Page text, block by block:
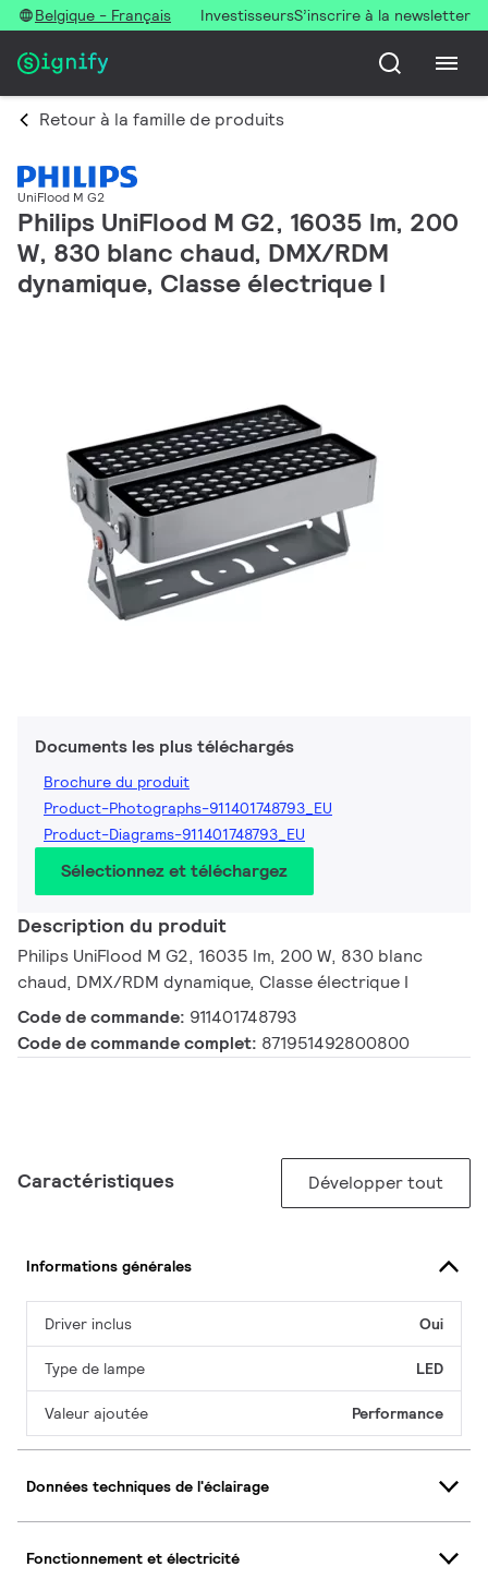
Belgique - Français InvestisseursS’inscrire à la newsletter
Retour à la famille de produits
UniFlood M G2
Philips UniFlood M G2, 16035 lm, 200
W, 830 blanc chaud, DMX/RDM
dynamique, Classe électrique I
Documents les plus téléchargés
Brochure du produit
Product-Photographs-911401748793_EU
Product-Diagrams-911401748793_EU
Sélectionnez et téléchargez
Description du produit
Philips UniFlood M G2, 16035 lm, 200 W, 830 blanc
chaud, DMX/RDM dynamique, Classe électrique I
Code de commande: 911401748793
Code de commande complet: 871951492800800
Caractéristiques Développer tout
Informations générales
Driver inclus Oui
Type de lampe LED
Valeur ajoutée Performance
Données techniques de l'éclairage
Fonctionnement et électricité